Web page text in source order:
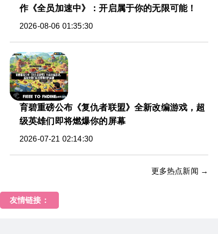
作《全员加速中》：开启属于你的无限可能！
2026-08-06 01:35:30
育碧重磅公布《复仇者联盟》全新改编游戏，超
级英雄们即将燃爆你的屏幕
2026-07-21 02:14:30
更多热点新闻 →
友情链接：